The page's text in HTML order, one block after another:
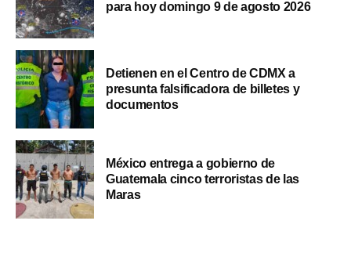
para hoy domingo 9 de agosto 2026
Detienen en el Centro de CDMX a
presunta falsificadora de billetes y
documentos
México entrega a gobierno de
Guatemala cinco terroristas de las
Maras